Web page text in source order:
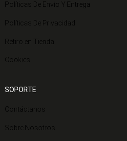
Políticas De Envío Y Entrega
Políticas De Privacidad
Retiro en Tienda
Cookies
SOPORTE
Contáctanos
Sobre Nosotros